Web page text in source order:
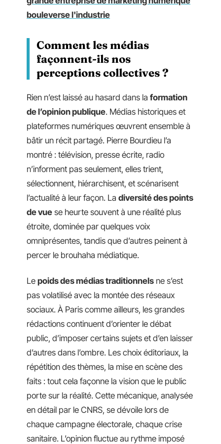
bouleverse l'industrie
Comment les médias
façonnent-ils nos
perceptions collectives ?
Rien n’est laissé au hasard dans la formation
de l’opinion publique. Médias historiques et
plateformes numériques œuvrent ensemble à
bâtir un récit partagé. Pierre Bourdieu l’a
montré : télévision, presse écrite, radio
n’informent pas seulement, elles trient,
sélectionnent, hiérarchisent, et scénarisent
l’actualité à leur façon. La diversité des points
de vue se heurte souvent à une réalité plus
étroite, dominée par quelques voix
omniprésentes, tandis que d’autres peinent à
percer le brouhaha médiatique.
Le poids des médias traditionnels ne s’est
pas volatilisé avec la montée des réseaux
sociaux. À Paris comme ailleurs, les grandes
rédactions continuent d’orienter le débat
public, d’imposer certains sujets et d’en laisser
d’autres dans l’ombre. Les choix éditoriaux, la
répétition des thèmes, la mise en scène des
faits : tout cela façonne la vision que le public
porte sur la réalité. Cette mécanique, analysée
en détail par le CNRS, se dévoile lors de
chaque campagne électorale, chaque crise
sanitaire. L’opinion fluctue au rythme imposé